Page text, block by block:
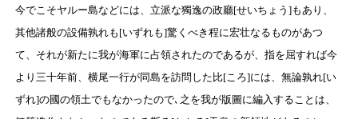
今でこそヤルー島などには、立派な獨逸の政廳[せいちょう]もあり、
其他諸般の設備孰れも[いずれも]驚くべき程に宏壮なるものがあつ
て、それが新たに我が海軍に占領されたのであるが、指を屈すれば今
より三十年前、横尾一行が同島を訪問した比[ころ]には、無論孰れ[い
ずれ]の國の領土でもなかったので､之を我が版圖に編入することは、